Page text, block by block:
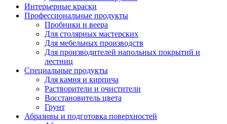
Интерьерные краски
Профессиональные продукты
Пробники и веера
Для столярных мастерских
Для мебельных производств
Для производителей напольных покрытий и
лестниц
Специальные продукты
Для камня и кирпича
Растворители и очистители
Восстановитель цвета
Грунт
Абразивы и подготовка поверхностей